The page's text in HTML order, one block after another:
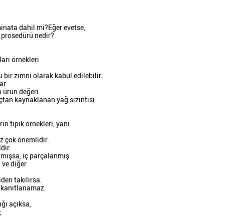
dahil mi?Eğer evetse,
nedir?
örnekleri
bir zımni olarak kabul edilebilir.
ürün değeri.
kaynaklanan yağ sızıntısı
tipik örnekleri, yani
çok önemlidir.
iç parçalanmış
ve diğer
takılırsa.
açıksa,